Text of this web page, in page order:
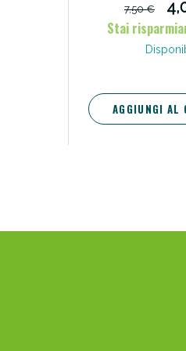
7,50 €
Stai
AGGIUNGI AL